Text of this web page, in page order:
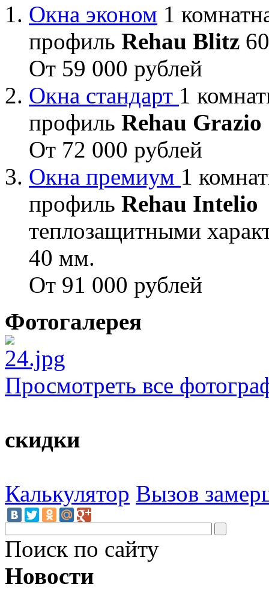
Окна эконом 1
профиль Rehau Blitz
От 59 000 рублей
Окна стандарт 1
профиль Rehau Grazio
От 72 000 рублей
Окна премиум 1
профиль Rehau Intelio
теплозащитными
40 мм.
От 91 000 рублей
Фотогалерея
Просмотреть все
скидки
Калькулятор Вызов
Поиск по сайту
Новости